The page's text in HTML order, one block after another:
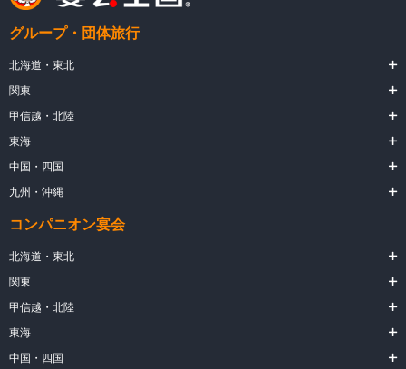
グループ・団体旅行
北海道・東北
関東
甲信越・北陸
東海
中国・四国
九州・沖縄
コンパニオン宴会
北海道・東北
関東
甲信越・北陸
東海
中国・四国